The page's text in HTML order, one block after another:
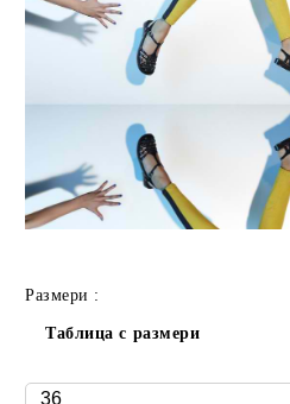
Размери :
Таблица с размери